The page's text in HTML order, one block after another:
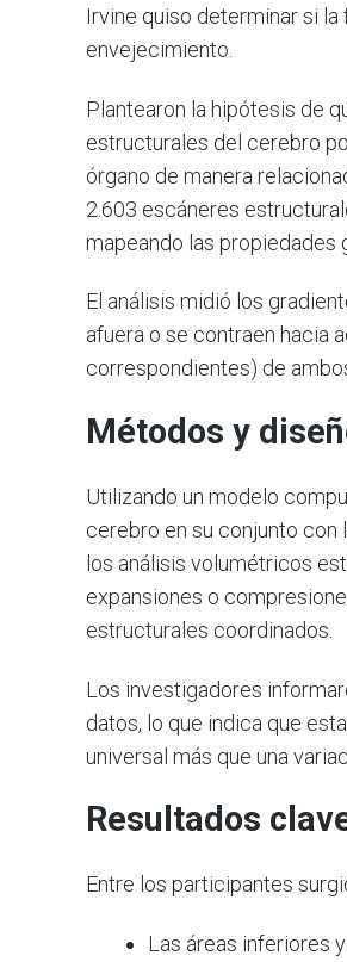
Irvine quiso determinar si
envejecimiento.
Plantearon la hipótesis de
estructurales del cerebro
órgano de manera
2.603 escáneres
mapeando las propiedades
El análisis midió los
afuera o se contraen hacia
correspondientes) de
Métodos y
Utilizando un modelo
cerebro en su conjunto
los análisis volumétricos
expansiones o
estructurales coordinados.
Los investigadores
datos, lo que indica que
universal más que una
Resultados
Entre los participantes
Las áreas inferiores